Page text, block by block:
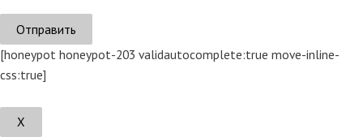
[honeypot honeypot-203 validautocomplete:true move-inline-
css:true]
Х